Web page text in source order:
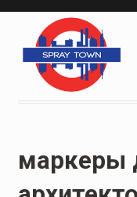
маркеры